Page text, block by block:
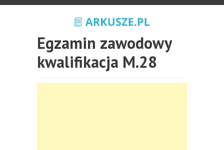
Egzamin zawodowy
kwalifikacja M.28